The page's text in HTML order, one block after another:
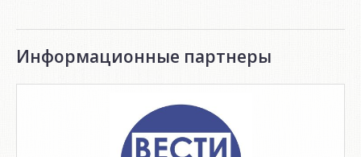
Информационные партнеры